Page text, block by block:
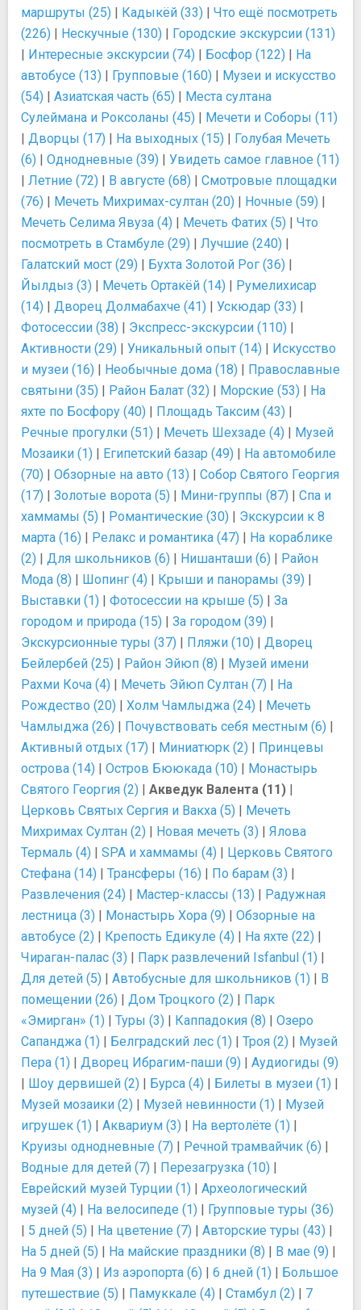
маршруты (25) | Кадыкёй (33) | Что ещё посмотреть
(226) | Нескучные (130) | Городские экскурсии (131)
| Интересные экскурсии (74) | Босфор (122) | На
автобусе (13) | Групповые (160) | Музеи и искусство
(54) | Азиатская часть (65) | Места султана
Сулеймана и Роксоланы (45) | Мечети и Соборы (11)
| Дворцы (17) | На выходных (15) | Голубая Мечеть
(6) | Однодневные (39) | Увидеть самое главное (11)
| Летние (72) | В августе (68) | Смотровые площадки
(76) | Мечеть Михримах-султан (20) | Ночные (59) |
Мечеть Селима Явуза (4) | Мечеть Фатих (5) | Что
посмотреть в Стамбуле (29) | Лучшие (240) |
Галатский мост (29) | Бухта Золотой Рог (36) |
Йылдыз (3) | Мечеть Ортакёй (14) | Румелихисар
(14) | Дворец Долмабахче (41) | Ускюдар (33) |
Фотосессии (38) | Экспресс-экскурсии (110) |
Активности (29) | Уникальный опыт (14) | Искусство
и музеи (16) | Необычные дома (18) | Православные
святыни (35) | Район Балат (32) | Морские (53) | На
яхте по Босфору (40) | Площадь Таксим (43) |
Речные прогулки (51) | Мечеть Шехзаде (4) | Музей
Мозаики (1) | Египетский базар (49) | На автомобиле
(70) | Обзорные на авто (13) | Собор Святого Георгия
(17) | Золотые ворота (5) | Мини-группы (87) | Спа и
хаммамы (5) | Романтические (30) | Экскурсии к 8
марта (16) | Релакс и романтика (47) | На кораблике
(2) | Для школьников (6) | Нишанташи (6) | Район
Мода (8) | Шопинг (4) | Крыши и панорамы (39) |
Выставки (1) | Фотосессии на крыше (5) | За
городом и природа (15) | За городом (39) |
Экскурсионные туры (37) | Пляжи (10) | Дворец
Бейлербей (25) | Район Эйюп (8) | Музей имени
Рахми Коча (4) | Мечеть Эйюп Султан (7) | На
Рождество (20) | Холм Чамлыджа (24) | Мечеть
Чамлыджа (26) | Почувствовать себя местным (6) |
Активный отдых (17) | Миниатюрк (2) | Принцевы
острова (14) | Остров Бююкада (10) | Монастырь
Святого Георгия (2) | Акведук Валента (11) |
Церковь Святых Сергия и Вакха (5) | Мечеть
Михримах Султан (2) | Новая мечеть (3) | Ялова
Термаль (4) | SPA и хаммамы (4) | Церковь Святого
Стефана (14) | Трансферы (16) | По барам (3) |
Развлечения (24) | Мастер-классы (13) | Радужная
лестница (3) | Монастырь Хора (9) | Обзорные на
автобусе (2) | Крепость Едикуле (4) | На яхте (22) |
Чираган-палас (3) | Парк развлечений Isfanbul (1) |
Для детей (5) | Автобусные для школьников (1) | В
помещении (26) | Дом Троцкого (2) | Парк
«Эмирган» (1) | Туры (3) | Каппадокия (8) | Озеро
Сапанджа (1) | Белградский лес (1) | Троя (2) | Музей
Пера (1) | Дворец Ибрагим-паши (9) | Аудиогиды (9)
| Шоу дервишей (2) | Бурса (4) | Билеты в музеи (1) |
Музей мозаики (2) | Музей невинности (1) | Музей
игрушек (1) | Аквариум (3) | На вертолёте (1) |
Круизы однодневные (7) | Речной трамвайчик (6) |
Водные для детей (7) | Перезагрузка (10) |
Еврейский музей Турции (1) | Археологический
музей (4) | На велосипеде (1) | Групповые туры (36)
| 5 дней (5) | На цветение (7) | Авторские туры (43) |
На 5 дней (5) | На майские праздники (8) | В мае (9) |
На 9 Мая (3) | Из аэропорта (6) | 6 дней (1) | Большое
путешествие (5) | Памуккале (4) | Стамбул (2) | 7